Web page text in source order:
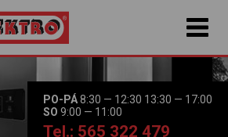
PO-PÁ8:30 — 12:30 13:30 — 17:00
SO 9:00 — 11:00
Tel.: 565 322 479